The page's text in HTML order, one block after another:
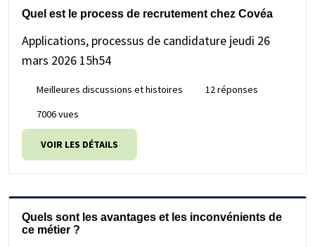
Quel est le process de recrutement chez Covéa
Applications, processus de candidature jeudi 26
mars 2026 15h54
Meilleures discussions et histoires
12 réponses
7006 vues
VOIR LES DÉTAILS
Quels sont les avantages et les inconvénients de
ce métier ?